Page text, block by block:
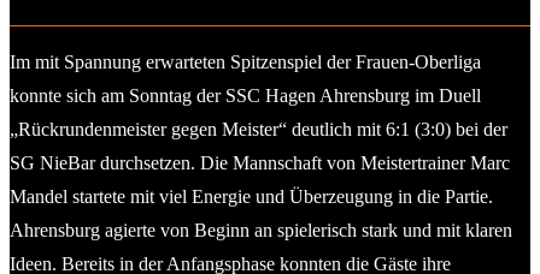
Im mit Spannung erwarteten Spitzenspiel der Frauen-Oberliga
konnte sich am Sonntag der SSC Hagen Ahrensburg im Duell
„Rückrundenmeister gegen Meister“ deutlich mit 6:1 (3:0) bei der
SG NieBar durchsetzen. Die Mannschaft von Meistertrainer Marc
Mandel startete mit viel Energie und Überzeugung in die Partie.
Ahrensburg agierte von Beginn an spielerisch stark und mit klaren
Ideen. Bereits in der Anfangsphase konnten die Gäste ihre